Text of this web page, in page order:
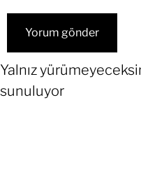
Yalnız
sunuluyor